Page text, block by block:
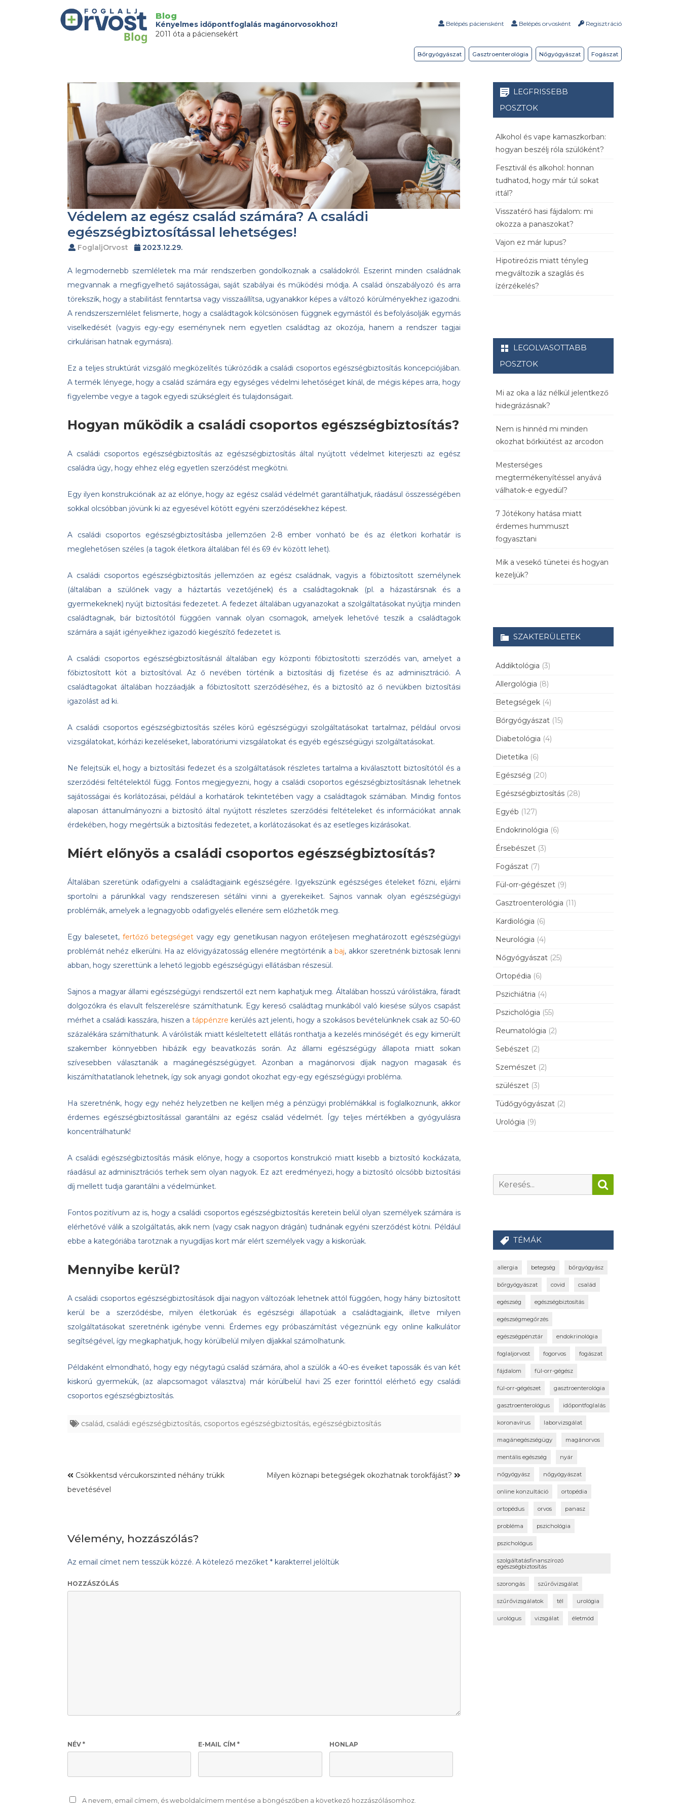
Blog
Kényelmes időpontfoglalás magánorvosokhoz!
2011 óta a páciensekért
Belépés páciensként Belépés orvosként Regisztráció
Fogászat
Nőgyógyászat
Gasztroenterológia
Bőrgyógyászat
Védelem az egész család számára? A családi
egészségbiztosítással lehetséges!
FoglaljOrvost 2023.12.29.
A legmodernebb szemléletek ma már rendszerben gondolkoznak a családokról. Eszerint minden családnak
megvannak a megfigyelhető sajátosságai, saját szabályai és működési módja. A család önszabályozó és arra
törekszik, hogy a stabilitást fenntartsa vagy visszaállítsa, ugyanakkor képes a változó körülményekhez igazodni.
A rendszerszemlélet felismerte, hogy a családtagok kölcsönösen függnek egymástól és befolyásolják egymás
viselkedését (vagyis egy-egy eseménynek nem egyetlen családtag az okozója, hanem a rendszer tagjai
cirkulárisan hatnak egymásra).
Ez a teljes struktúrát vizsgáló megközelítés tükröződik a családi csoportos egészségbiztosítás koncepciójában.
A termék lényege, hogy a család számára egy egységes védelmi lehetőséget kínál, de mégis képes arra, hogy
figyelembe vegye a tagok egyedi szükségleit és tulajdonságait.
Hogyan működik a családi csoportos egészségbiztosítás?
A családi csoportos egészségbiztosítás az egészségbiztosítás által nyújtott védelmet kiterjeszti az egész
családra úgy, hogy ehhez elég egyetlen szerződést megkötni.
Egy ilyen konstrukciónak az az előnye, hogy az egész család védelmét garantálhatjuk, ráadásul összességében
sokkal olcsóbban jövünk ki az egyesével kötött egyéni szerződésekhez képest.
A családi csoportos egészségbiztosításba jellemzően 2-8 ember vonható be és az életkori korhatár is
meglehetősen széles (a tagok életkora általában fél és 69 év között lehet).
A családi csoportos egészségbiztosítás jellemzően az egész családnak, vagyis a főbiztosított személynek
(általában a szülőnek vagy a háztartás vezetőjének) és a családtagoknak (pl. a házastársnak és a
gyermekeknek) nyújt biztosítási fedezetet. A fedezet általában ugyanazokat a szolgáltatásokat nyújtja minden
családtagnak, bár biztosítótól függően vannak olyan csomagok, amelyek lehetővé teszik a családtagok
számára a saját igényeikhez igazodó kiegészítő fedezetet is.
A családi csoportos egészségbiztosításnál általában egy központi főbiztosítotti szerződés van, amelyet a
főbiztosított köt a biztosítóval. Az ő nevében történik a biztosítási díj fizetése és az adminisztráció. A
családtagokat általában hozzáadják a főbiztosított szerződéséhez, és a biztosító az ő nevükben biztosítási
igazolást ad ki.
A családi csoportos egészségbiztosítás széles körű egészségügyi szolgáltatásokat tartalmaz, például orvosi
vizsgálatokat, kórházi kezeléseket, laboratóriumi vizsgálatokat és egyéb egészségügyi szolgáltatásokat.
Ne felejtsük el, hogy a biztosítási fedezet és a szolgáltatások részletes tartalma a kiválasztott biztosítótól és a
szerződési feltételektől függ. Fontos megjegyezni, hogy a családi csoportos egészségbiztosításnak lehetnek
sajátosságai és korlátozásai, például a korhatárok tekintetében vagy a családtagok számában. Mindig fontos
alaposan áttanulmányozni a biztosító által nyújtott részletes szerződési feltételeket és információkat annak
érdekében, hogy megértsük a biztosítási fedezetet, a korlátozásokat és az esetleges kizárásokat.
Miért előnyös a családi csoportos egészségbiztosítás?
Általában szeretünk odafigyelni a családtagjaink egészségére. Igyekszünk egészséges ételeket főzni, eljárni
sportolni a párunkkal vagy rendszeresen sétálni vinni a gyerekeiket. Sajnos vannak olyan egészségügyi
problémák, amelyek a legnagyobb odafigyelés ellenére sem előzhetők meg.
Egy balesetet, fertőző betegséget vagy egy genetikusan nagyon erőteljesen meghatározott egészségügyi
problémát nehéz elkerülni. Ha az elővigyázatosság ellenére megtörténik a baj, akkor szeretnénk biztosak lenni
abban, hogy szerettünk a lehető legjobb egészségügyi ellátásban részesül.
Sajnos a magyar állami egészségügyi rendszertől ezt nem kaphatjuk meg. Általában hosszú várólistákra, fáradt
dolgozókra és elavult felszerelésre számíthatunk. Egy kereső családtag munkából való kiesése súlyos csapást
mérhet a családi kasszára, hiszen a táppénzre kerülés azt jelenti, hogy a szokásos bevételünknek csak az 50-60
százalékára számíthatunk. A várólisták miatt késleltetett ellátás ronthatja a kezelés minőségét és egy kimerült
szakember könnyebben hibázik egy beavatkozás során. Az állami egészségügy állapota miatt sokan
szívesebben választanák a magánegészségügyet. Azonban a magánorvosi díjak nagyon magasak és
kiszámíthatatlanok lehetnek, így sok anyagi gondot okozhat egy-egy egészségügyi probléma.
Ha szeretnénk, hogy egy nehéz helyzetben ne kelljen még a pénzügyi problémákkal is foglalkoznunk, akkor
érdemes egészségbiztosítással garantálni az egész család védelmét. Így teljes mértékben a gyógyulásra
koncentrálhatunk!
A családi egészségbiztosítás másik előnye, hogy a csoportos konstrukció miatt kisebb a biztosító kockázata,
ráadásul az adminisztrációs terhek sem olyan nagyok. Ez azt eredményezi, hogy a biztosító olcsóbb biztosítási
díj mellett tudja garantálni a védelmünket.
Fontos pozitívum az is, hogy a családi csoportos egészségbiztosítás keretein belül olyan személyek számára is
elérhetővé válik a szolgáltatás, akik nem (vagy csak nagyon drágán) tudnának egyéni szerződést kötni. Például
ebbe a kategóriába tarotznak a nyugdíjas kort már elért személyek vagy a kiskorúak.
Mennyibe kerül?
A családi csoportos egészségbiztosítások díjai nagyon változóak lehetnek attól függően, hogy hány biztosított
kerül be a szerződésbe, milyen életkorúak és egészségi állapotúak a családtagjaink, illetve milyen
szolgáltatásokat szeretnénk igénybe venni. Érdemes egy próbaszámítást végeznünk egy online kalkulátor
segítségével, így megkaphatjuk, hogy körülbelül milyen díjakkal számolhatunk.
Példaként elmondható, hogy egy négytagú család számára, ahol a szülők a 40-es éveiket tapossák és van két
kiskorú gyermekük, (az alapcsomagot választva) már körülbelül havi 25 ezer forinttól elérhető egy családi
csoportos egészségbiztosítás.
család, családi egészségbiztosítás, csoportos egészségbiztosítás, egészségbiztosítás
Csökkentsd vércukorszinted néhány trükk
bevetésével
Milyen köznapi betegségek okozhatnak torokfájást?
Vélemény, hozzászólás?
Az email címet nem tesszük közzé. A kötelező mezőket * karakterrel jelöltük
HOZZÁSZÓLÁS
NÉV * E-MAIL CÍM* HONLAP
A nevem, email címem, és weboldalcímem mentése a böngészőben a következő hozzászólásomhoz.
LEGFRISSEBB
POSZTOK
Alkohol és vape kamaszkorban:
hogyan beszélj róla szülőként?
Fesztivál és alkohol: honnan
tudhatod, hogy már túl sokat
ittál?
Visszatérő hasi fájdalom: mi
okozza a panaszokat?
Vajon ez már lupus?
Hipotireózis miatt tényleg
megváltozik a szaglás és
ízérzékelés?
LEGOLVASOTTABB
POSZTOK
Mi az oka a láz nélkül jelentkező
hidegrázásnak?
Nem is hinnéd mi minden
okozhat bőrkiütést az arcodon
Mesterséges
megtermékenyítéssel anyává
válhatok-e egyedül?
7 Jótékony hatása miatt
érdemes hummuszt
fogyasztani
Mik a vesekő tünetei és hogyan
kezeljük?
SZAKTERÜLETEK
Addiktológia (3)
Allergológia (8)
Betegségek (4)
Bőrgyógyászat (15)
Diabetológia (4)
Dietetika (6)
Egészség (20)
Egészségbiztosítás (28)
Egyéb (127)
Endokrinológia (6)
Érsebészet (3)
Fogászat (7)
Fül-orr-gégészet (9)
Gasztroenterológia (11)
Kardiológia (6)
Neurológia (4)
Nőgyógyászat (25)
Ortopédia (6)
Pszichiátria (4)
Pszichológia (55)
Reumatológia (2)
Sebészet (2)
Szemészet (2)
szülészet (3)
Tüdőgyógyászat (2)
Urológia (9)
TÉMÁK
allergia betegség bőrgyógyász
bőrgyógyászat covid család
egészség egészségbiztosítás
egészségmegőrzés
egészségpénztár endokrinológia
foglaljorvost fogorvos fogászat
fájdalom fül-orr-gégész
fül-orr-gégészet gasztroenterológia
gasztroenterológus időpontfoglalás
koronavírus laborvizsgálat
magánegészségügy magánorvos
mentális egészség nyár
nőgyógyász nőgyógyászat
online konzultáció ortopédia
ortopédus orvos panasz
probléma pszichológia
pszichológus
szolgáltatásfinanszírozó
egészségbiztosítás
szorongás szűrővizsgálat
szűrővizsgálatok tél urológia
urológus vizsgálat életmód